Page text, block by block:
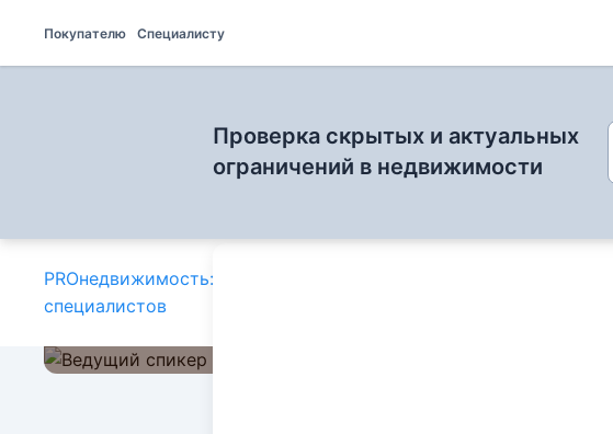
Покупателю Специалисту
Проверка скрытых и актуальных
ограничений в недвижимости
PROнедвижимость: блог для
специалистов
Проверка